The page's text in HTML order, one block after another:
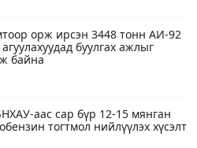
орж ирсэн 3448 тонн АИ-92
буулгах ажлыг
байна
аас сар бүр 12-15 мянган
тогтмол нийлүүлэх хүсэлт